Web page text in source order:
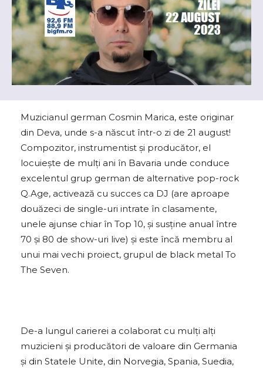
Muzicianul german Cosmin Marica, este originar
din Deva, unde s-a născut într-o zi de 21 august!
Compozitor, instrumentist şi producător, el
locuiește de mulți ani în Bavaria unde conduce
excelentul grup german de alternative pop-rock
Q.Age, activează cu succes ca DJ (are aproape
douăzeci de single-uri intrate în clasamente,
unele ajunse chiar în Top 10, și susţine anual între
70 şi 80 de show-uri live) şi este încă membru al
unui mai vechi proiect, grupul de black metal To
The Seven.
De-a lungul carierei a colaborat cu mulți alţi
muzicieni şi producători de valoare din Germania
și din Statele Unite, din Norvegia, Spania, Suedia,